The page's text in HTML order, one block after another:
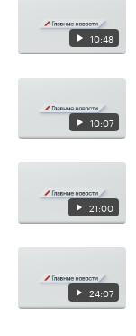
10:48
10:07
21:00
24:07